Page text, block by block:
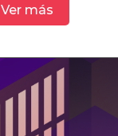
Ver más